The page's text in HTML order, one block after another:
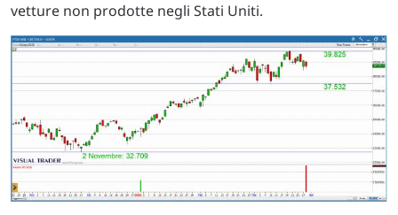
vetture non prodotte negli Stati Uniti.